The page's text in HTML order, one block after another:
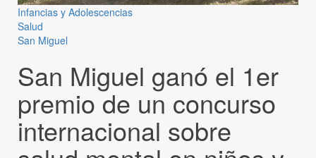
Infancias y Adolescencias
Salud
San Miguel
San Miguel ganó el 1er
premio de un concurso
internacional sobre